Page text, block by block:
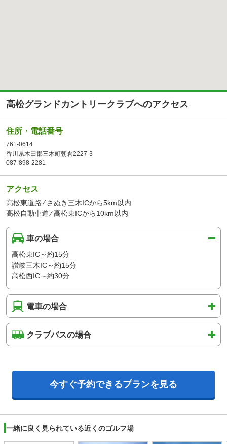
高松グランドカントリークラブへのアクセス
住所・電話番号
761-0614
香川県木田郡三木町朝倉2227-3
087-898-2281
アクセス
高松東道路 ⁄ さぬき三木ICから5km以内
高松自動車道 ⁄ 高松東ICから10km以内
車の場合
高松東IC～約15分
讃岐三木IC～約15分
高松西IC～約30分
電車の場合
クラブバスの場合
今すぐ予約できるプランを見る
一緒に良く見られている近くのゴルフ場